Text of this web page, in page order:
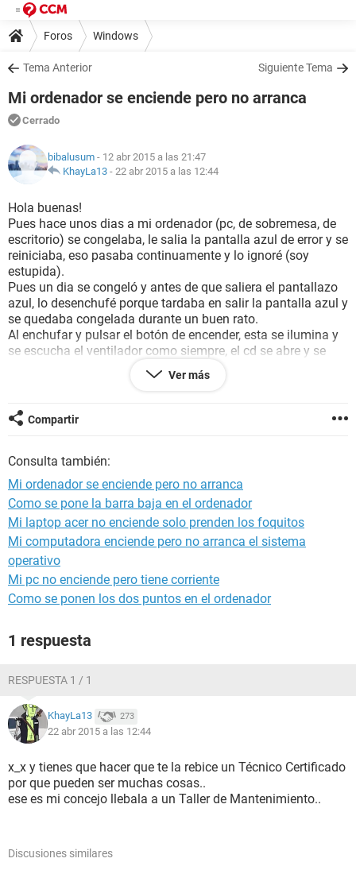
Foros Windows
Tema Anterior Siguiente Tema
Mi ordenador se enciende pero no arranca
Cerrado
bibalusum - 12 abr 2015 a las 21:47
KhayLa13 - 22 abr 2015 a las 12:44
Hola buenas!
Pues hace unos dias a mi ordenador (pc, de sobremesa, de
escritorio) se congelaba, le salia la pantalla azul de error y se
reiniciaba, eso pasaba continuamente y lo ignoré (soy
estupida).
Pues un dia se congeló y antes de que saliera el pantallazo
azul, lo desenchufé porque tardaba en salir la pantalla azul y
se quedaba congelada durante un buen rato.
Al enchufar y pulsar el botón de encender, esta se ilumina y
se escucha el ventilador como siempre, el cd se abre y se
No reconoce los puertos usb, no reconoce el teclado ni el
Sabrian como solucionarlo? Me seria de gran ayuda porque
necesito el ordenador para estudiar T-T
Ver más
Compartir
Consulta también:
Mi ordenador se enciende pero no arranca
Como se pone la barra baja en el ordenador
Mi laptop acer no enciende solo prenden los foquitos
Mi computadora enciende pero no arranca el sistema
operativo
Mi pc no enciende pero tiene corriente
Como se ponen los dos puntos en el ordenador
1 respuesta
RESPUESTA 1 / 1
KhayLa13 273
22 abr 2015 a las 12:44
x_x y tienes que hacer que te la rebice un Técnico Certificado
por que pueden ser muchas cosas..
ese es mi concejo llebala a un Taller de Mantenimiento..
Discusiones similares